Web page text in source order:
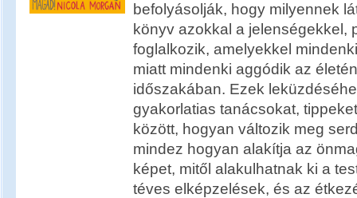
befolyásolják, hogy milyennek
könyv azokkal a jelenségekkel,
foglalkozik, amelyekkel
miatt mindenki aggódik az
időszakában. Ezek
gyakorlatias tanácsokat,
között, hogyan változik meg
mindez hogyan alakítja az
képet, mitől alakulhatnak ki a
téves elképzelések, és az